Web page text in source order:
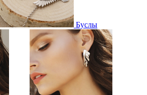
Буслы